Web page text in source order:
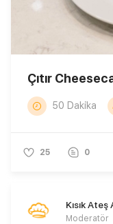
Çıtır
50 Dakika
25 0
Kısık
Moderatör